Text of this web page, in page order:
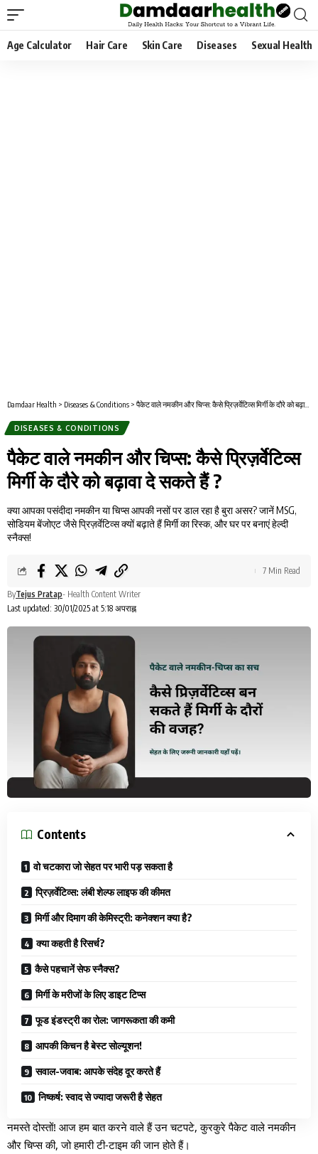
Age Calculator Hair Care Skin Care Diseases Sexual Health
Damdaar Health > Diseases & Conditions > पैकेट वाले नमकीन और चिप्स: कैसे प्रिज़र्वेटिव्स मिर्गी के दौरे को बढ़ावा दे सकते हैं ?
DISEASES & CONDITIONS
पैकेट वाले नमकीन और चिप्स: कैसे प्रिज़र्वेटिव्स
मिर्गी के दौरे को बढ़ावा दे सकते हैं ?
क्या आपका पसंदीदा नमकीन या चिप्स आपकी नसों पर डाल रहा है बुरा असर? जानें MSG,
सोडियम बेंजोएट जैसे प्रिज़र्वेटिव्स क्यों बढ़ाते हैं मिर्गी का रिस्क, और घर पर बनाएं हेल्दी
स्नैक्स!
Last updated: 30/01/2025 at 5:18 अपराह्न
ByTejus Pratap- Health Content Writer
7 Min Read
Contents
वो चटकारा जो सेहत पर भारी पड़ सकता है
प्रिज़र्वेटिव्स: लंबी शेल्फ लाइफ की कीमत
मिर्गी और दिमाग की केमिस्ट्री: कनेक्शन क्या है?
क्या कहती है रिसर्च?
कैसे पहचानें सेफ स्नैक्स?
मिर्गी के मरीजों के लिए डाइट टिप्स
फूड इंडस्ट्री का रोल: जागरूकता की कमी
आपकी किचन है बेस्ट सोल्यूशन!
सवाल-जवाब: आपके संदेह दूर करते हैं
निष्कर्ष: स्वाद से ज्यादा जरूरी है सेहत
नमस्ते दोस्तों! आज हम बात करने वाले हैं उन चटपटे, कुरकुरे पैकेट वाले नमकीन
और चिप्स की, जो हमारी टी-टाइम की जान होते हैं।